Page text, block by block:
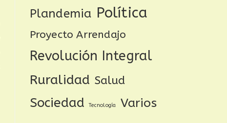
Plandemia Política
Proyecto Arrendajo
Revolución Integral
Ruralidad Salud
Sociedad Tecnología Varios